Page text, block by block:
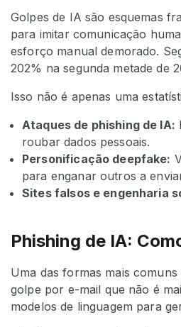
Golpes de IA são esquemas
para imitar comunicação
esforço manual demorado.
202% na segunda metade de
Isso não é apenas uma
Ataques de phishing de IA:
roubar dados pessoais.
Personificação deepfake:
para enganar outros a
Sites falsos e engenharia
Phishing de IA:
Uma das formas mais
golpe por e-mail que não é
modelos de linguagem para